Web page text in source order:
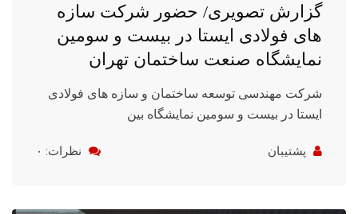
گزارش تصویری/ حضور شرکت سازه
های فولادی ایستا در بیست و سومین
نمایشگاه صنعت ساختمان تهران
شرکت مهندسی توسعه ساختمان و سازه های فولادی
ایستا در بیست و سومین نمایشگاه بین
پشتیبان نظرات: ۰